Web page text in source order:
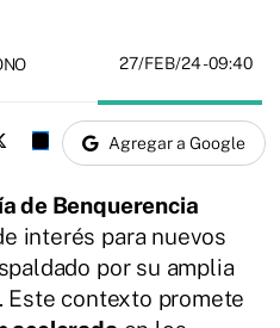
27/FEB/24- 09:40
Agregar a Google
de Benquerencia
interés para nuevos
por su amplia
Este contexto promete